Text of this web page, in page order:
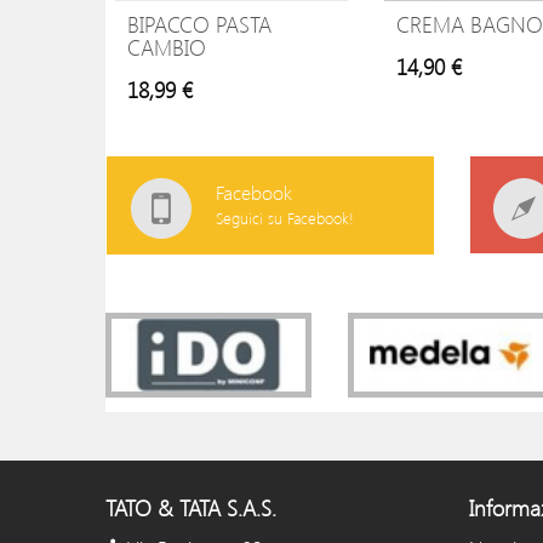
BIPACCO PASTA
CAMBIO
18,99 €
CREMA BAGNO
14,90 €
Facebook
Seguici su Facebook!
TATO & TATA S.A.S.